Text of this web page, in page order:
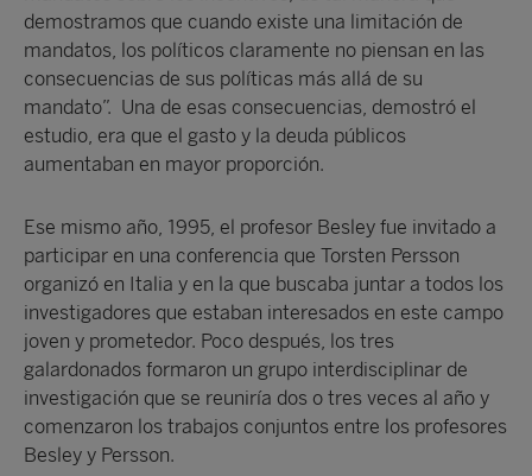
demostramos que cuando existe una limitación de
mandatos, los políticos claramente no piensan en las
consecuencias de sus políticas más allá de su
mandato”. Una de esas consecuencias, demostró el
estudio, era que el gasto y la deuda públicos
aumentaban en mayor proporción.
Ese mismo año, 1995, el profesor Besley fue invitado a
participar en una conferencia que Torsten Persson
organizó en Italia y en la que buscaba juntar a todos los
investigadores que estaban interesados en este campo
joven y prometedor. Poco después, los tres
galardonados formaron un grupo interdisciplinar de
investigación que se reuniría dos o tres veces al año y
comenzaron los trabajos conjuntos entre los profesores
Besley y Persson.